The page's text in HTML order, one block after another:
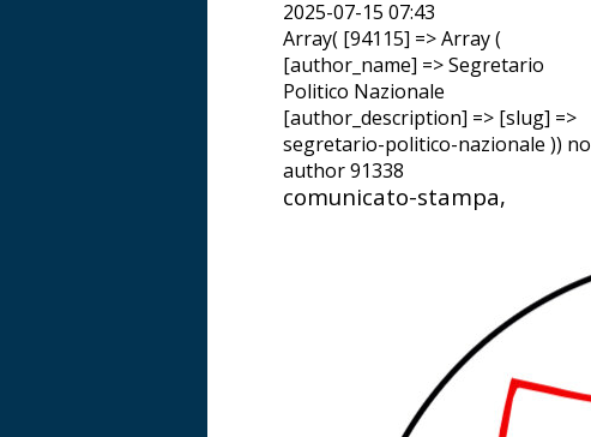
2025-07-15 07:43
Array( [94115] => Array (
[author_name] => Segretario
Politico Nazionale
[author_description] => [slug] =>
segretario-politico-nazionale )) no
author 91338
comunicato-stampa,